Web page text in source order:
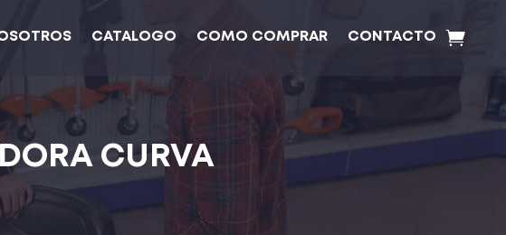
CATALOGO COMO COMPRAR CONTACTO
CURVA